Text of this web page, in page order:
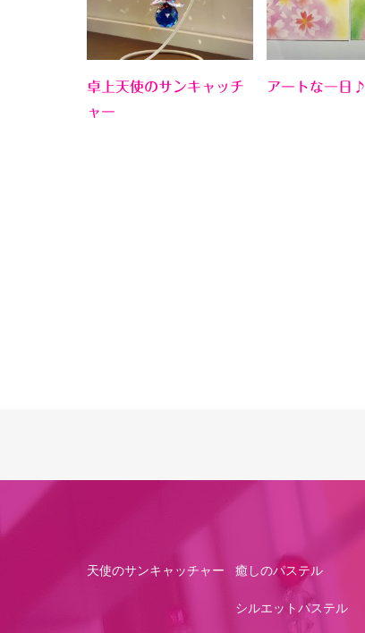
卓上天使のサンキャッチ
ャー
アートな一日♪
天使のサンキャッチャー 癒しのパステル
シルエットパステル